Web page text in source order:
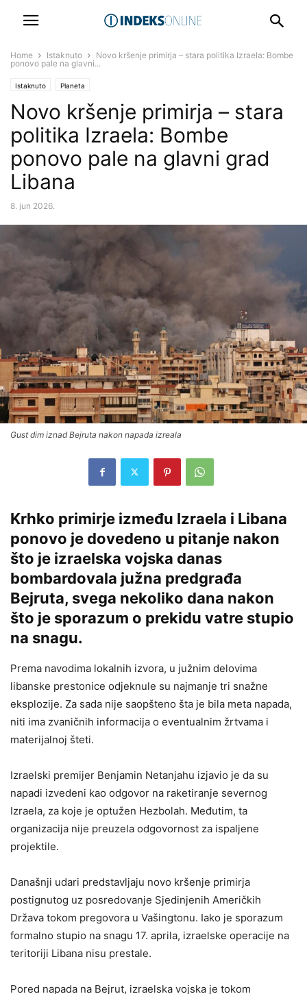
Home Istaknuto
Novo kršenje primirja – stara politika Izraela: Bombe
ponovo pale na glavni...
Istaknuto Planeta
Novo kršenje primirja – stara
politika Izraela: Bombe
ponovo pale na glavni grad
Libana
8. jun 2026.
Gust dim iznad Bejruta nakon napada izreala
Krhko primirje između Izraela i Libana
ponovo je dovedeno u pitanje nakon
što je izraelska vojska danas
bombardovala južna predgrađa
Bejruta, svega nekoliko dana nakon
što je sporazum o prekidu vatre stupio
na snagu.
Prema navodima lokalnih izvora, u južnim delovima
libanske prestonice odjeknule su najmanje tri snažne
eksplozije. Za sada nije saopšteno šta je bila meta napada,
niti ima zvaničnih informacija o eventualnim žrtvama i
materijalnoj šteti.
Izraelski premijer Benjamin Netanjahu izjavio je da su
napadi izvedeni kao odgovor na raketiranje severnog
Izraela, za koje je optužen Hezbolah. Međutim, ta
organizacija nije preuzela odgovornost za ispaljene
projektile.
Današnji udari predstavljaju novo kršenje primirja
postignutog uz posredovanje Sjedinjenih Američkih
Država tokom pregovora u Vašingtonu. Iako je sporazum
formalno stupio na snagu 17. aprila, izraelske operacije na
teritoriji Libana nisu prestale.
Pored napada na Bejrut, izraelska vojska je tokom